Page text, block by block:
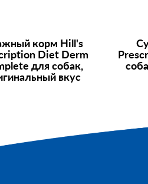
корм Hill's
Diet Derm
для собак,
вкус